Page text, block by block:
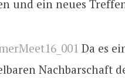
und ein neues
Da es
Nachbarschaft